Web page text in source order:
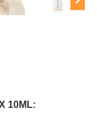
10ML: